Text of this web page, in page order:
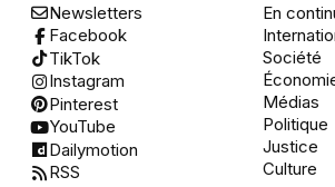
Newsletters
Facebook
TikTok
Instagram
Pinterest
YouTube
Dailymotion
RSS
En
Société
Médias
Politique
Justice
Culture